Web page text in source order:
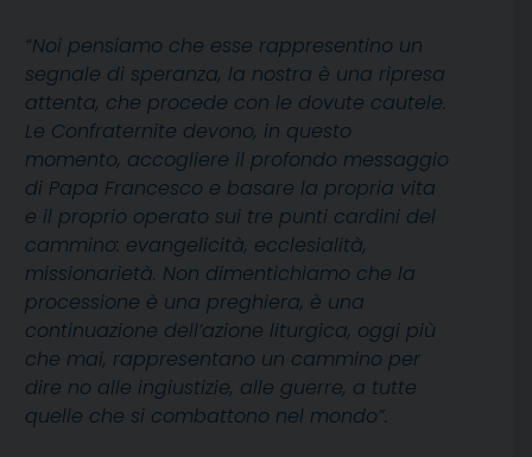
“Noi pensiamo che esse rappresentino un
segnale di speranza, la nostra è una ripresa
attenta, che procede con le dovute cautele.
Le Confraternite devono, in questo
momento, accogliere il profondo messaggio
di Papa Francesco e basare la propria vita
e il proprio operato sui tre punti cardini del
cammino: evangelicità, ecclesialità,
missionarietà. Non dimentichiamo che la
processione è una preghiera, è una
continuazione dell’azione liturgica, oggi più
che mai, rappresentano un cammino per
dire no alle ingiustizie, alle guerre, a tutte
quelle che si combattono nel mondo”.